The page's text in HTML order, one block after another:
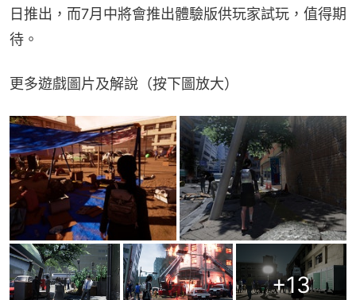
日推出，而7月中將會推出體驗版供玩家試玩，值得期
待。
更多遊戲圖片及解說（按下圖放大）
+13